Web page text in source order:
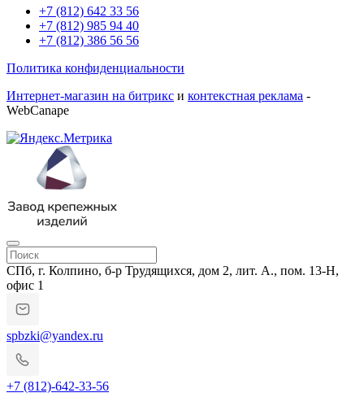
+7 (812) 642 33 56
+7 (812) 985 94 40
+7 (812) 386 56 56
Политика конфиденциальности
Интернет-магазин на битрикс и контекстная реклама -
WebCanape
СПб, г. Колпино, б-р Трудящихся, дом 2, лит. А., пом. 13-Н,
офис 1
spbzki@yandex.ru
+7 (812)-642-33-56